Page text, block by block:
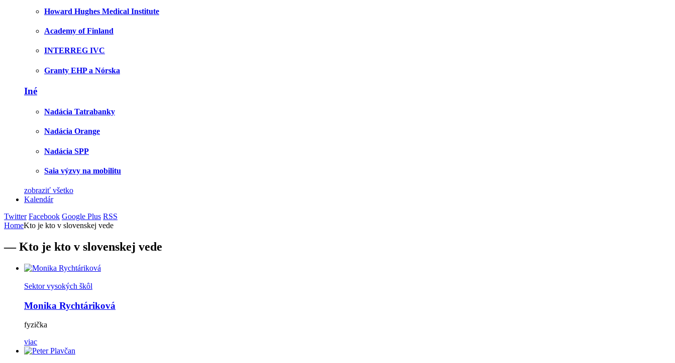
Howard Hughes Medical Institute
Academy of Finland
INTERREG IVC
Granty EHP a Nórska
Iné
Nadácia Tatrabanky
Nadácia Orange
Nadácia SPP
Saia výzvy na mobilitu
zobraziť všetko
Kalendár
Twitter Facebook Google Plus RSS
HomeKto je kto v slovenskej vede
— Kto je kto v slovenskej vede
Sektor vysokých škôl
Monika Rychtáriková
fyzička
viac